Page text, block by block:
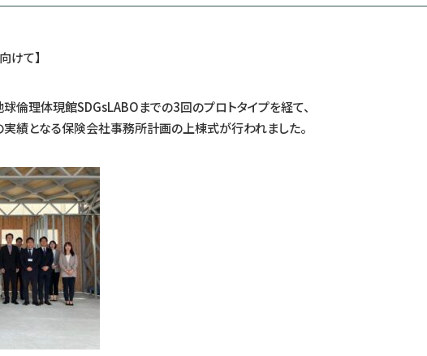
けて】
倫理体現館SDGsLABOまでの3回のプロトタイプを経て、
績となる保険会社事務所計画の上棟式が行われました。